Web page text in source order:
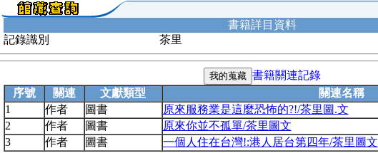
書籍詳目資料
記錄識別
茶里
書籍關連記錄
序號
關連 文獻類型
關連名稱
1
作者 圖書
原來服務業是這麼恐怖的?!/茶里圖.文
2
作者 圖書
原來你並不孤單/茶里圖文
3
作者 圖書 一個人住在台灣!:港人居台第四年/茶里圖文